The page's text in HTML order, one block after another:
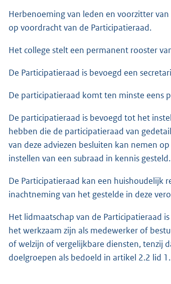
Herbenoeming van leden en voorzitter
op voordracht van de Participatieraad.
Het college stelt een permanent rooster
De Participatieraad is bevoegd een
De participatieraad komt ten minste eens
De participatieraad is bevoegd tot het
hebben die de participatieraad van
van deze adviezen besluiten kan nemen
instellen van een subraad in kennis gesteld.
De Participatieraad kan een huishoudelijk
inachtneming van het gestelde in deze
Het lidmaatschap van de Participatieraad
het werkzaam zijn als medewerker of
of welzijn of vergelijkbare diensten, tenzij
doelgroepen als bedoeld in artikel 2.2 lid 1.